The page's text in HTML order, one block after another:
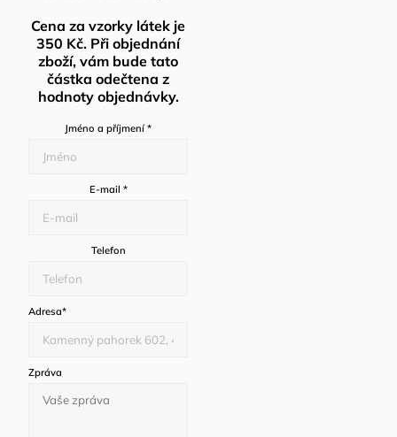
Cena za vzorky látek je
350 Kč. Při objednání
zboží, vám bude tato
částka odečtena z
hodnoty objednávky.
Jméno a příjmení *
E-mail *
Telefon
Adresa*
Zpráva